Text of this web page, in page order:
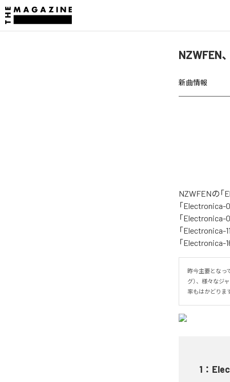
NZWFEN
新曲情報
NZWFENの
「Electronica-
「Electronica-
「Electronica-
「Electronica-
昨今主要となっ
グ）、様々なジ
率もはかどりま
1 ：